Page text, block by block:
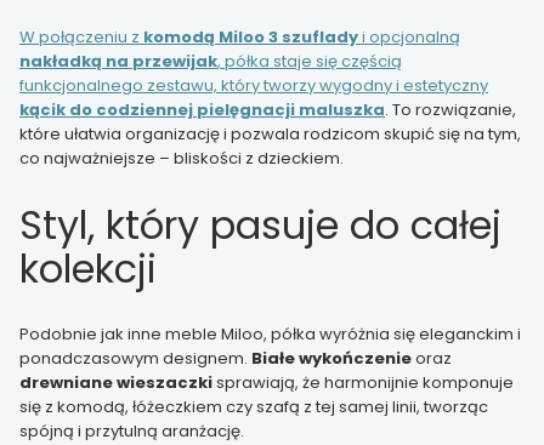
W połączeniu z komodą Miloo 3 szufladyi opcjonalną
nakładką na przewijak, półka staje się częścią
funkcjonalnego zestawu, który tworzy wygodny i estetyczny
kącik do codziennej pielęgnacji maluszka. To rozwiązanie,
które ułatwia organizację i pozwala rodzicom skupić się na tym,
co najważniejsze – bliskości z dzieckiem.
Styl, który pasuje do całej
kolekcji
Podobnie jak inne meble Miloo, półka wyróżnia się eleganckim i
ponadczasowym designem. Białe wykończenieoraz
drewniane wieszaczkisprawiają, że harmonijnie komponuje
się z komodą, łóżeczkiem czy szafą z tej samej linii, tworząc
spójną i przytulną aranżację.